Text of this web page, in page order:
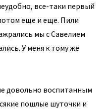
все-таки первый
еще и еще. Пили
мы с Савелием
У меня к тому же
довольно воспитанным
пошлые шуточки и